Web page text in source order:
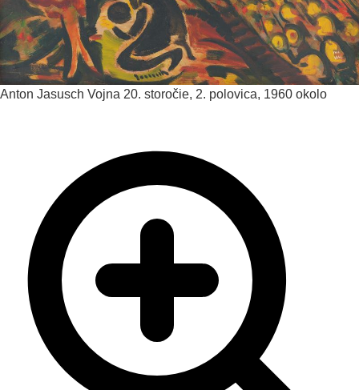
Anton Jasusch Vojna 20. storočie, 2. polovica, 1960 okolo